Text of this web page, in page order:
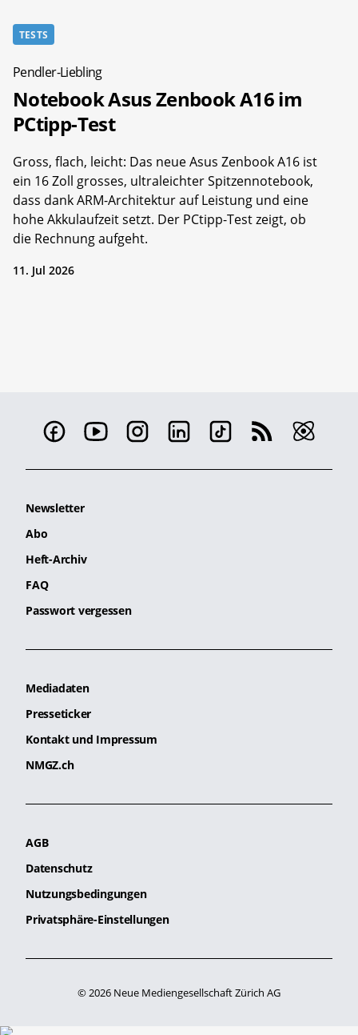
TESTS
Pendler-Liebling
Notebook Asus Zenbook A16 im
PCtipp-Test
Gross, flach, leicht: Das neue Asus Zenbook A16 ist
ein 16 Zoll grosses, ultraleichter Spitzennotebook,
dass dank ARM-Architektur auf Leistung und eine
hohe Akkulaufzeit setzt. Der PCtipp-Test zeigt, ob
die Rechnung aufgeht.
11. Jul 2026
Newsletter
Abo
Heft-Archiv
FAQ
Passwort vergessen
Mediadaten
Presseticker
Kontakt und Impressum
NMGZ.ch
AGB
Datenschutz
Nutzungsbedingungen
Privatsphäre-Einstellungen
© 2026 Neue Mediengesellschaft Zürich AG